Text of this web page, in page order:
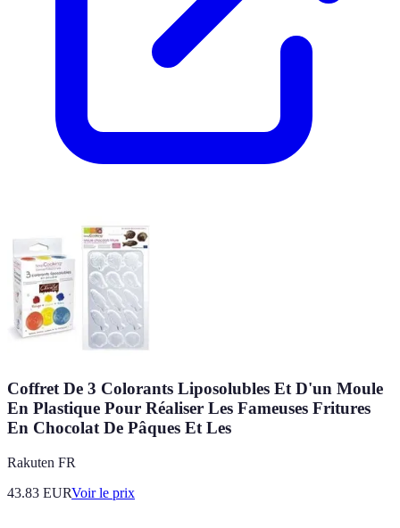
Coffret De 3 Colorants Liposolubles Et D'un Moule
En Plastique Pour Réaliser Les Fameuses Fritures
En Chocolat De Pâques Et Les
Rakuten FR
43.83 EURVoir le prix